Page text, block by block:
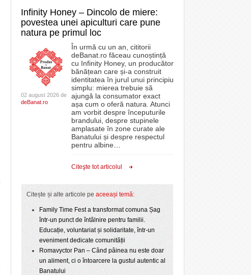
Infinity Honey – Dincolo de miere:
povestea unei apiculturi care pune
natura pe primul loc
02 august 2026 de
deBanat.ro
În urmă cu un an, cititorii
deBanat.ro făceau cunoștință
cu Infinity Honey, un producător
bănățean care și-a construit
identitatea în jurul unui principiu
simplu: mierea trebuie să
ajungă la consumator exact
așa cum o oferă natura. Atunci
am vorbit despre începuturile
brandului, despre stupinele
amplasate în zone curate ale
Banatului și despre respectul
pentru albine
Citeşte tot articolul
Citește și alte articole pe aceeași temă:
Family Time Fest a transformat comuna Șag
într-un punct de întâlnire pentru familii.
Educație, voluntariat și solidaritate, într-un
eveniment dedicate comunității
Romavyctor Pan – Când pâinea nu este doar
un aliment, ci o întoarcere la gustul autentic al
Banatului